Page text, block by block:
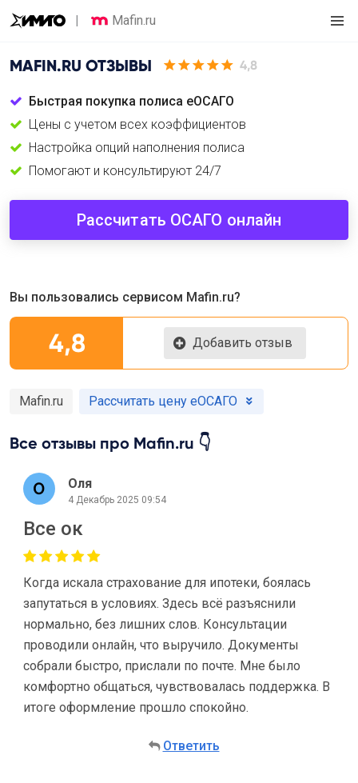
Mafin.ru
MAFIN.RU ОТЗЫВЫ 4,8
Быстрая покупка полиса еОСАГО
Цены с учетом всех коэффициентов
Настройка опций наполнения полиса
Помогают и консультируют 24/7
Рассчитать ОСАГО онлайн
Вы пользовались сервисом Mafin.ru?
4,8 Добавить отзыв
Mafin.ru Рассчитать цену еОСАГО
Все отзывы про Mafin.ru 👇
Оля
4 Декабрь 2025 09:54
Все ок
Когда искала страхование для ипотеки, боялась
запутаться в условиях. Здесь всё разъяснили
нормально, без лишних слов. Консультации
проводили онлайн, что выручило. Документы
собрали быстро, прислали по почте. Мне было
комфортно общаться, чувствовалась поддержка. В
итоге оформление прошло спокойно.
Ответить